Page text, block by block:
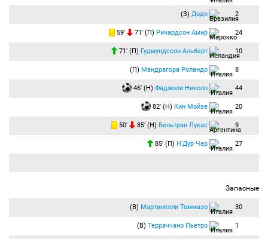
(З) Додо 2
59′ 71′ (П) Ричардсон Амир 24
71′ (П) Гудмундссон Альберт 10
(П) Мандрагора Роландо 8
46′ (Н) Фаджоли Николо 44
82′ (Н) Кин Мойзе 20
50′ 85′ (Н) Бельтран Лукас 9
85′ (П) Н'Дур Чер 27
Запасные
(В) Мартинелли Томмазо 30
(В) Терраччано Пьетро 1